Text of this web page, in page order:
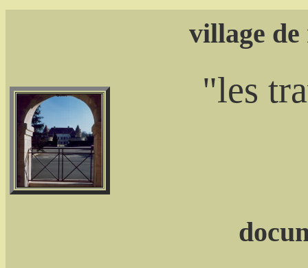
village
"les